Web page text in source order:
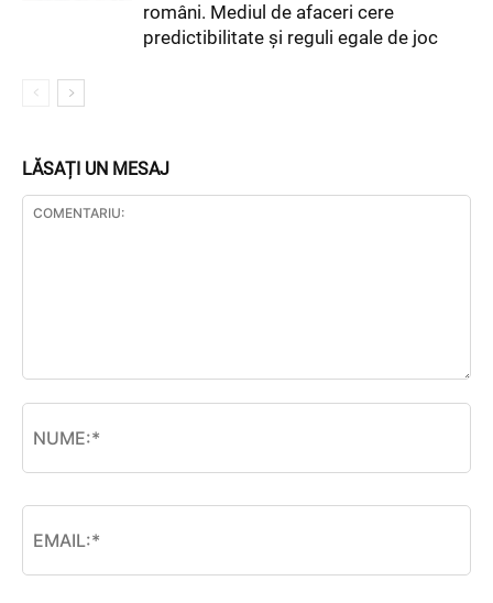
români. Mediul de afaceri cere
predictibilitate și reguli egale de joc
LĂSAȚI UN MESAJ